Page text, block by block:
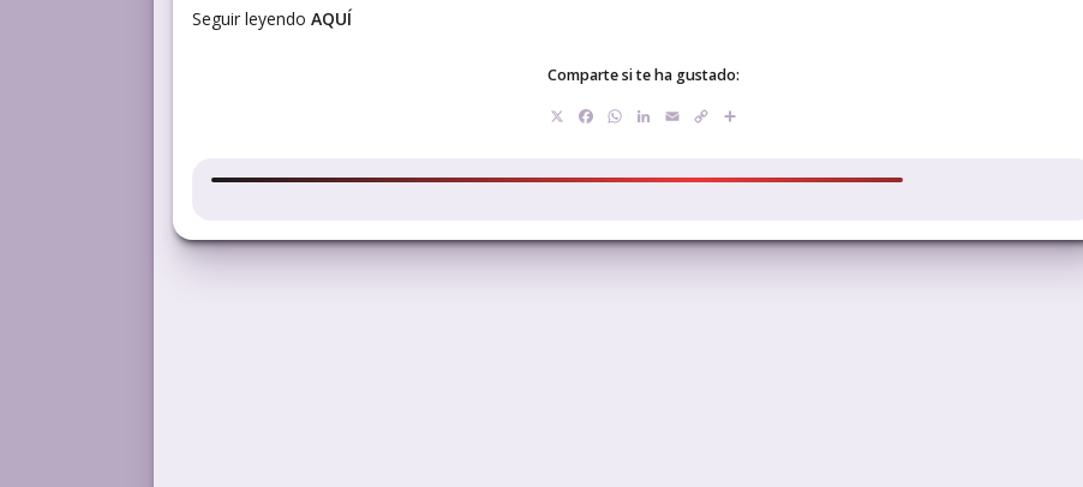
Seguir leyendo AQUÍ
Comparte si te ha gustado:
Facebook
WhatsApp
LinkedIn
EmailCopy